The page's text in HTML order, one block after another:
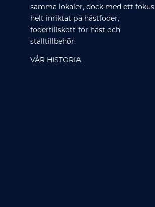
samma lokaler, dock med ett fokus
helt inriktat på hästfoder,
fodertillskott för häst och
stalltillbehör.
VÅR HISTORIA